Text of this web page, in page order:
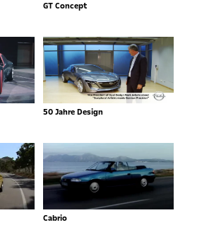
GT Concept
50 Jahre Design
Cabrio